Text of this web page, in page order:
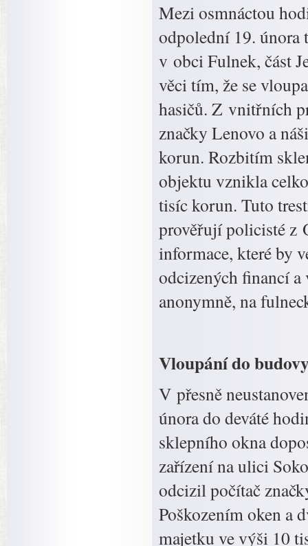
Mezi osmnáctou
odpolední 19. února
v obci Fulnek, část
věci tím, že se
hasičů. Z vnitřních
značky Lenovo a
korun. Rozbitím
objektu vznikla
tisíc korun. Tuto
prověřují policisté z
informace, které by
odcizených financí
anonymně, na
Vloupání do
V přesně
února do deváté
sklepního okna
zařízení na ulici
odcizil počítač
Poškozením oken a
majetku ve výši 10